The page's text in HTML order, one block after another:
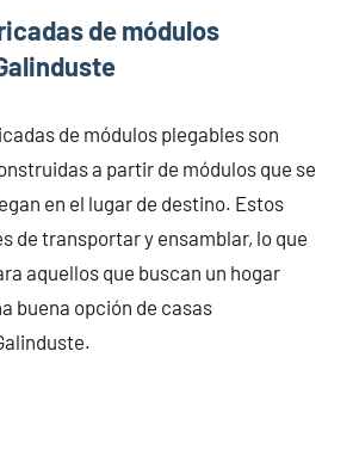
de módulos
de módulos plegables son
a partir de módulos que se
en el lugar de destino. Estos
de transportar y ensamblar, lo que
aquellos que buscan un hogar
buena opción de casas